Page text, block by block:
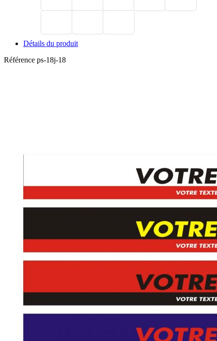
Détails du produit
Référence ps-18j-18